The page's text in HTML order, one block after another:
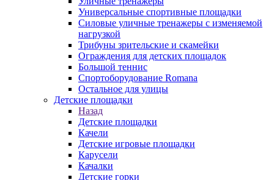
Универсальные спортивные площадки
Силовые уличные тренажеры с изменяемой
нагрузкой
Трибуны зрительские и скамейки
Ограждения для детских площадок
Большой теннис
Спортоборудование Romana
Остальное для улицы
Детские площадки
Назад
Детские площадки
Качели
Детские игровые площадки
Карусели
Качалки
Детские горки